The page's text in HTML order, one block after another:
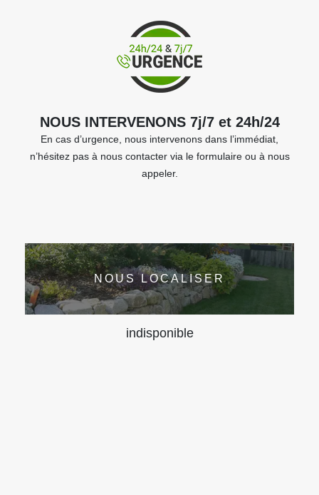
NOUS INTERVENONS 7j/7 et 24h/24
En cas d’urgence, nous intervenons dans l’immédiat,
n’hésitez pas à nous contacter via le formulaire ou à nous
appeler.
NOUS LOCALISER
indisponible